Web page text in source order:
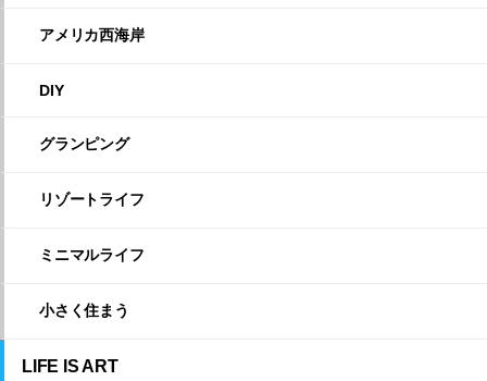
アメリカ西海岸
DIY
グランピング
リゾートライフ
ミニマルライフ
小さく住まう
LIFE IS ART